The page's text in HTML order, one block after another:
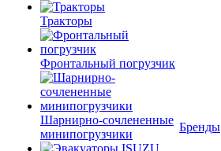
Тракторы
Фронтальный погрузчик
Шарнирно-сочлененные
минипогрузчики
Бренды